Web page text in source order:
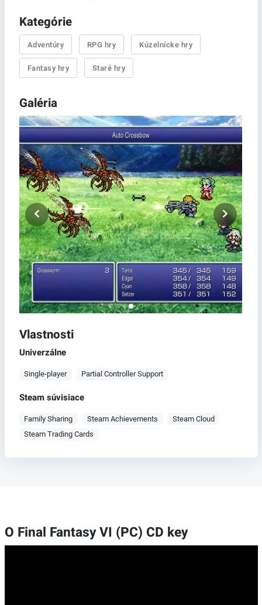
Kategórie
Adventúry RPG hry Kúzelnícke hry
Fantasy hry Staré hry
Galéria
Vlastnosti
Univerzálne
Single-player Partial Controller Support
Steam súvisiace
Family Sharing Steam Achievements
Steam Cloud
Steam Trading Cards
O Final Fantasy VI (PC) CD key